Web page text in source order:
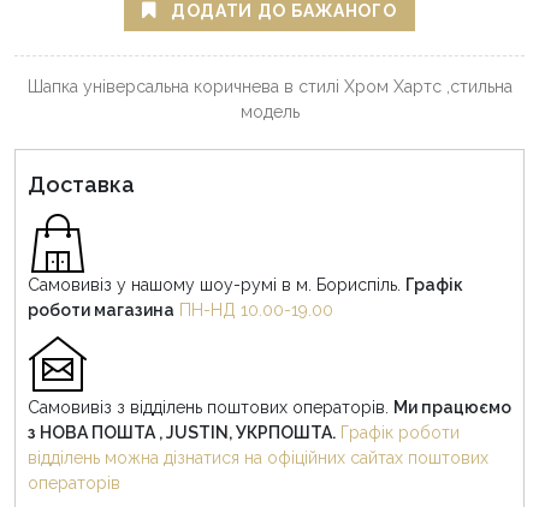
ДОДАТИ ДО БАЖАНОГО
Шапка універсальна коричнева в стилі Хром Хартс ,стильна
модель
Доставка
Самовивіз у нашому шоу-румі в м. Бориспіль. Графік
роботи магазина ПН-НД 10.00-19.00
Самовивіз з відділень поштових операторів. Ми працюємо
з НОВА ПОШТА , JUSTIN, УКРПОШТА. Графік роботи
відділень можна дізнатися на офіційних сайтах поштових
операторів